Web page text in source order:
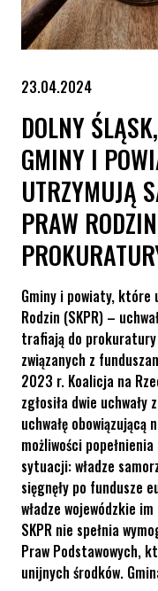
23.04.2024
DOLNY
GMINY I
UTRZYMUJĄ
PRAW
Gminy i powiaty, które
Rodzin (SKPR) –
trafiają do prokuratury
związanych z
2023 r. Koalicja na
zgłosiła dwie
uchwałę obowiązującą
możliwości
sytuacji: władze
sięgnęły po fundusze
władze wojewódzkie
SKPR nie spełnia
Praw Podstawowych,
unijnych środków.